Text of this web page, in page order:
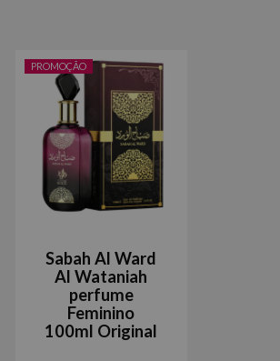
PROMOÇÃO
Sabah Al Ward
Al Wataniah
perfume
Feminino
100ml Original